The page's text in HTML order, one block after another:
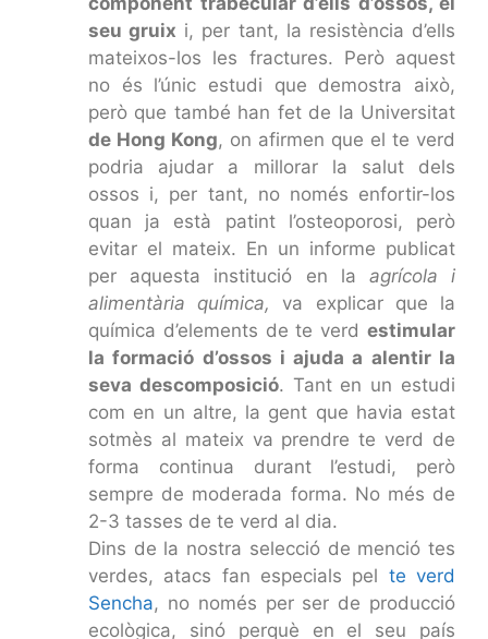
seu gruix i, per tant, la resistència d’ells
mateixos-los les fractures. Però aquest
no és l’únic estudi que demostra això,
però que també han fet de la Universitat
de Hong Kong, on afirmen que el te verd
podria ajudar a millorar la salut dels
ossos i, per tant, no només enfortir-los
quan ja està patint l’osteoporosi, però
evitar el mateix. En un informe publicat
per aquesta institució en la agrícola i
alimentària química,
va explicar que la
química d’elements de te verd estimular
la formació d’ossos i ajuda a alentir la
seva descomposició. Tant en un estudi
com en un altre, la gent que havia estat
sotmès al mateix va prendre te verd de
forma continua durant l’estudi, però
sempre de moderada forma. No més de
2-3 tasses de te verd al dia.
Dins de la nostra selecció de menció tes
verdes, atacs fan especials pel te verd
Sencha, no només per ser de producció
ecològica, sinó perquè en el seu país